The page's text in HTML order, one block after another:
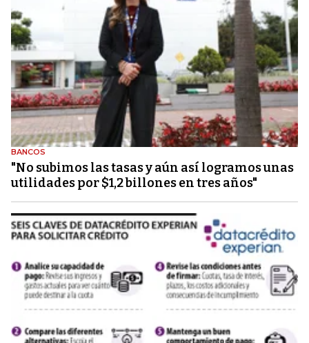
BANCOS
"No subimos las tasas y aún así logramos unas
utilidades por $1,2 billones en tres años"